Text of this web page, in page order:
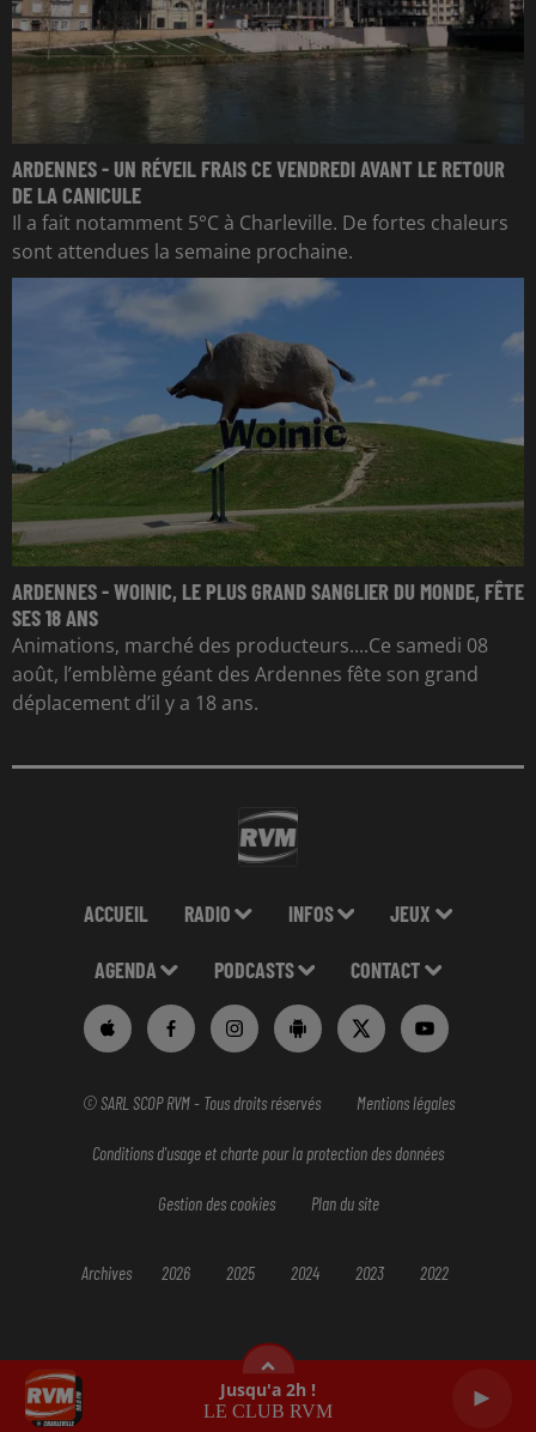
Jusqu'a 2h !
LE CLUB RVM
ARDENNES - UN RÉVEIL FRAIS CE VENDREDI AVANT LE RETOUR
DE LA CANICULE
Il a fait notamment 5°C à Charleville. De fortes chaleurs
sont attendues la semaine prochaine.
ARDENNES - WOINIC, LE PLUS GRAND SANGLIER DU MONDE, FÊTE
SES 18 ANS
Animations, marché des producteurs....Ce samedi 08
août, l’emblème géant des Ardennes fête son grand
déplacement d’il y a 18 ans.
ACCUEIL RADIO INFOS JEUX
AGENDA PODCASTS CONTACT
© SARL SCOP RVM - Tous droits réservés Mentions légales
Conditions d'usage et charte pour la protection des données
Gestion des cookies Plan du site
Archives 2026 2025 2024 2023 2022